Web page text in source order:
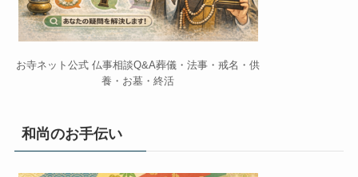
お寺ネット公式 仏事相談Q&A葬儀・法事・戒名・供
養・お墓・終活
和尚のお手伝い